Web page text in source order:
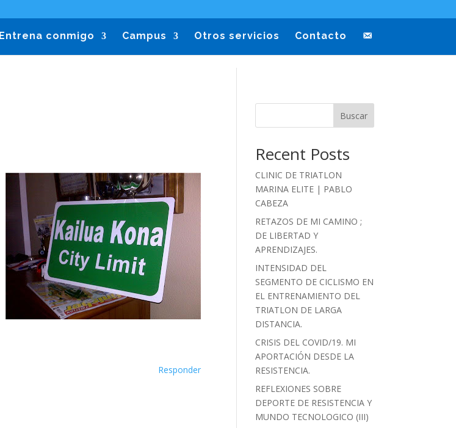
Entrena conmigo Campus Otros servicios Contacto
Responder
Buscar
Recent Posts
CLINIC DE TRIATLON
MARINA ELITE | PABLO
CABEZA
RETAZOS DE MI CAMINO ;
DE LIBERTAD Y
APRENDIZAJES.
INTENSIDAD DEL
SEGMENTO DE CICLISMO EN
EL ENTRENAMIENTO DEL
TRIATLON DE LARGA
DISTANCIA.
CRISIS DEL COVID/19. MI
APORTACIÓN DESDE LA
RESISTENCIA.
REFLEXIONES SOBRE
DEPORTE DE RESISTENCIA Y
MUNDO TECNOLOGICO (III)